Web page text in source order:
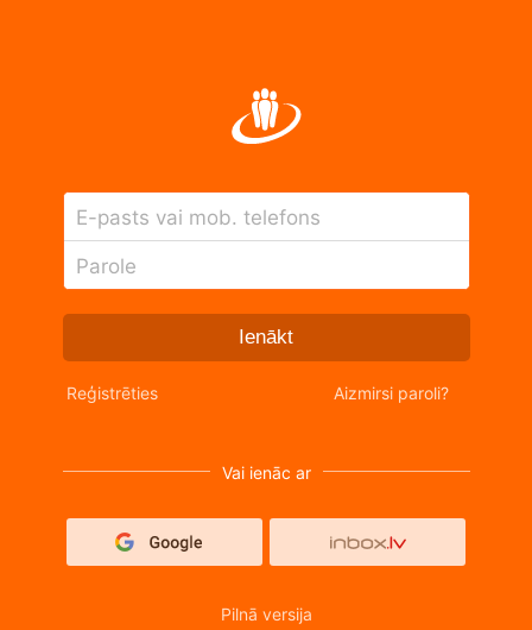
E-pasts vai mob. telefons
Parole
Ienākt
Reģistrēties Aizmirsi paroli?
Vai ienāc ar
Pilnā versija